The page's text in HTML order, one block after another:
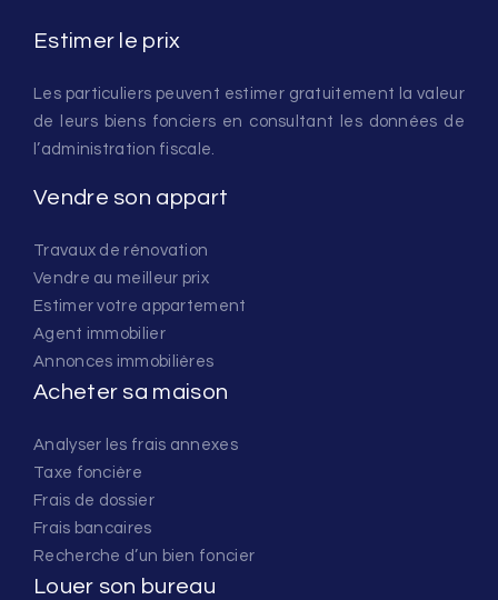
Estimer le prix
Les particuliers peuvent estimer gratuitement la valeur
de leurs biens fonciers en consultant les données de
l’administration fiscale.
Vendre son appart
Travaux de rénovation
Vendre au meilleur prix
Estimer votre appartement
Agent immobilier
Annonces immobilières
Acheter sa maison
Analyser les frais annexes
Taxe foncière
Frais de dossier
Frais bancaires
Recherche d’un bien foncier
Louer son bureau